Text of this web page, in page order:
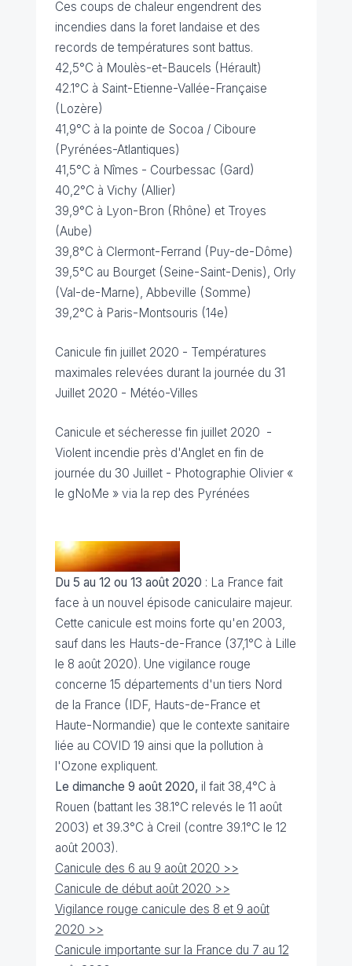
Ces coups de chaleur engendrent des
incendies dans la foret landaise et des
records de températures sont battus.
42,5°C à Moulès-et-Baucels (Hérault)
42.1°C à Saint-Etienne-Vallée-Française
(Lozère)
41,9°C à la pointe de Socoa / Ciboure
(Pyrénées-Atlantiques)
41,5°C à Nîmes - Courbessac (Gard)
40,2°C à Vichy (Allier)
39,9°C à Lyon-Bron (Rhône) et Troyes
(Aube)
39,8°C à Clermont-Ferrand (Puy-de-Dôme)
39,5°C au Bourget (Seine-Saint-Denis), Orly
(Val-de-Marne), Abbeville (Somme)
39,2°C à Paris-Montsouris (14e)
Canicule fin juillet 2020 - Températures
maximales relevées durant la journée du 31
Juillet 2020 - Météo-Villes
Canicule et sécheresse fin juillet 2020 -
Violent incendie près d'Anglet en fin de
journée du 30 Juillet - Photographie Olivier «
le gNoMe » via la rep des Pyrénées
Du 5 au 12 ou 13 août 2020 : La France fait
face à un nouvel épisode caniculaire majeur.
Cette canicule est moins forte qu'en 2003,
sauf dans les Hauts-de-France (37,1°C à Lille
le 8 août 2020). Une vigilance rouge
concerne 15 départements d'un tiers Nord
de la France (IDF, Hauts-de-France et
Haute-Normandie) que le contexte sanitaire
liée au COVID 19 ainsi que la pollution à
l'Ozone expliquent.
Le dimanche 9 août 2020, il fait 38,4°C à
Rouen (battant les 38.1°C relevés le 11 août
2003) et 39.3°C à Creil (contre 39.1°C le 12
août 2003).
Canicule des 6 au 9 août 2020 >>
Canicule de début août 2020 >>
Vigilance rouge canicule des 8 et 9 août
2020 >>
Canicule importante sur la France du 7 au 12